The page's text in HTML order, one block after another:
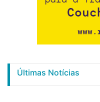
Últimas Notícias